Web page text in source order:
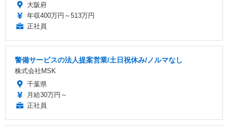
大阪府
年収400万円～513万円
正社員
警備サービスの法人提案営業/土日祝休み/ノルマなし
株式会社MSK
千葉県
月給30万円～
正社員